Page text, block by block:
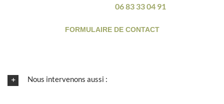
06 83 33 04 91
FORMULAIRE DE CONTACT
Nous intervenons aussi :